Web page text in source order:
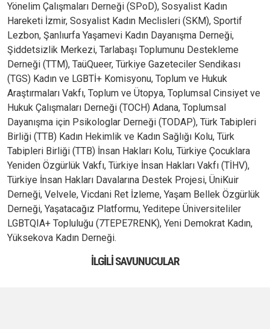
Yönelim Çalışmaları Derneği (SPoD), Sosyalist Kadın
Hareketi İzmir, Sosyalist Kadın Meclisleri (SKM), Sportif
Lezbon, Şanlıurfa Yaşamevi Kadın Dayanışma Derneği,
Şiddetsizlik Merkezi, Tarlabaşı Toplumunu Destekleme
Derneği (TTM), TaüQueer, Türkiye Gazeteciler Sendikası
(TGS) Kadın ve LGBTİ+ Komisyonu, Toplum ve Hukuk
Araştırmaları Vakfı, Toplum ve Ütopya, Toplumsal Cinsiyet ve
Hukuk Çalışmaları Derneği (TOCH) Adana, Toplumsal
Dayanışma için Psikologlar Derneği (TODAP), Türk Tabipleri
Birliği (TTB) Kadın Hekimlik ve Kadın Sağlığı Kolu, Türk
Tabipleri Birliği (TTB) İnsan Hakları Kolu, Türkiye Çocuklara
Yeniden Özgürlük Vakfı, Türkiye İnsan Hakları Vakfı (TİHV),
Türkiye İnsan Hakları Davalarına Destek Projesi, ÜniKuir
Derneği, Velvele, Vicdani Ret İzleme, Yaşam Bellek Özgürlük
Derneği, Yaşatacağız Platformu, Yeditepe Üniversiteliler
LGBTQIA+ Topluluğu (7TEPE7RENK), Yeni Demokrat Kadın,
Yüksekova Kadın Derneği.
İLGILI SAVUNUCULAR